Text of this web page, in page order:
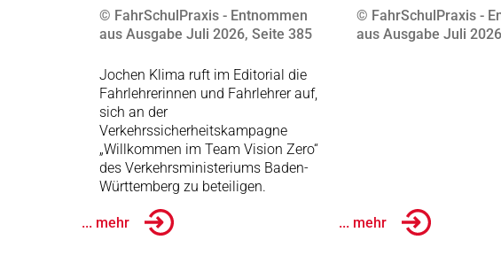
© FahrSchulPraxis - Entnommen
aus Ausgabe Juli 2026, Seite 385
Jochen Klima ruft im Editorial die
Fahrlehrerinnen und Fahrlehrer auf,
sich an der
Verkehrssicherheitskampagne
„Willkommen im Team Vision Zero“
des Verkehrsministeriums Baden-
Württemberg zu beteiligen.
... mehr
© FahrSchulPraxis -
aus Ausgabe Juli
... mehr